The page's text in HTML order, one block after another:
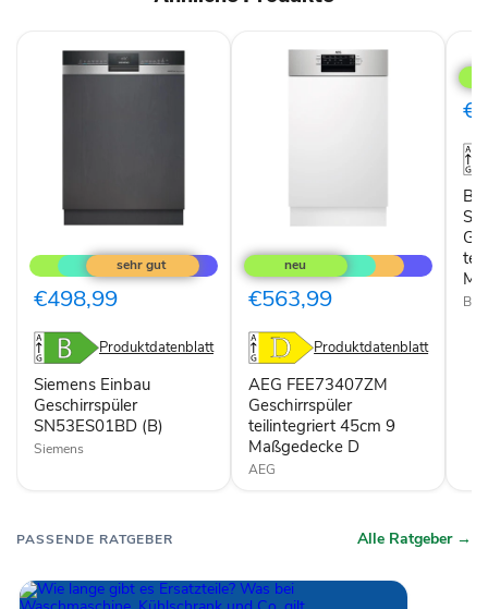
Einbau
Geschirrspüler
SN53ES01BD
(B)
€498,99
Produktdatenblatt
Siemens Einbau
Geschirrspüler
SN53ES01BD (B)
Siemens
FEE73407ZM
Geschirrspüler
teilintegriert
45cm
Maßgedecke
D
€563,99
Produktdatenblatt
AEG FEE73407ZM
Geschirrspüler
teilintegriert 45cm 9
Maßgedecke D
AEG
2
9
F
PASSENDE RATGEBER Alle Ratgeber →